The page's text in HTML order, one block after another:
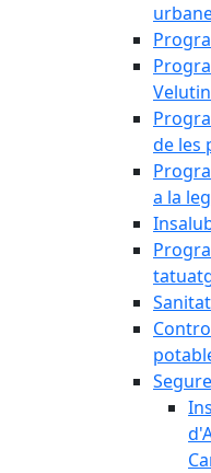
de les
a la